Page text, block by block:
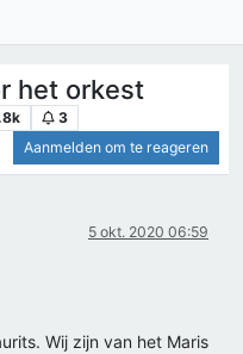
het orkest
3
Aanmelden om te reageren
5 okt. 2020 06:59
Wij zijn van het Maris